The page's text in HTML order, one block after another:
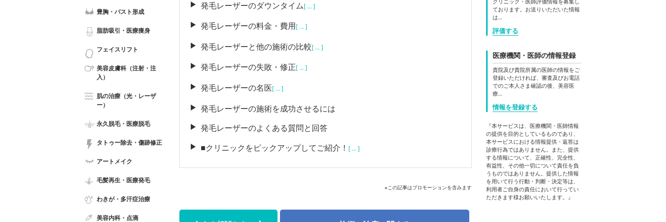
発毛レーザーのダウンタイム[ ... ]
発毛レーザーの料金・費用[ ... ]
発毛レーザーと他の施術の比較[ ... ]
発毛レーザーの失敗・修正[ ... ]
発毛レーザーの名医[ ... ]
発毛レーザーの施術を成功させるには
発毛レーザーのよくある質問と回答
■クリニックをピックアップしてご紹介！ [ ... ]
※この記事はプロモーションを含みます
豊胸・バスト形成
脂肪吸引・医療痩身
フェイスリフト
美容皮膚科（注射・注
入）
肌の治療（光・レーザ
ー）
永久脱毛・医療脱毛
タトゥー除去・傷跡修正
アートメイク
毛髪再生・医療発毛
わきが・多汗症治療
美容内科・点滴
ております。お送りいただいた情報
は…
評価する
医療機関・医師の情報登録
貴院及び貴院所属の医師の情報をご
登録いただければ、審査及びお電話
でのご本人さま確認の後、美容医
療…
情報を登録する
『本サービスは、医療機関・医師情報
の提供を目的としているものであり、
本サービスにおける情報提供・返答は
診療行為ではありません。また、提供
する情報について、正確性、完全性、
有益性、その他一切について責任を負
うものではありません。提供した情報
を用いて行う行動・判断・決定等は、
利用者ご自身の責任において行ってい
ただきます様お願いいたします。』